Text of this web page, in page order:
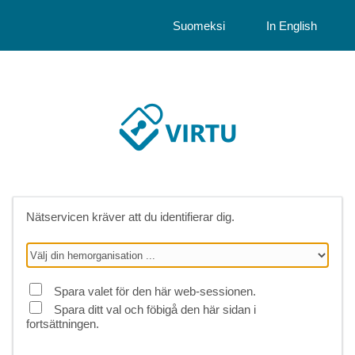
Suomeksi In English
Nätservicen kräver att du identifierar dig.
Spara valet för den här web-sessionen.
Spara ditt val och föbigå den här sidan i
fortsättningen.